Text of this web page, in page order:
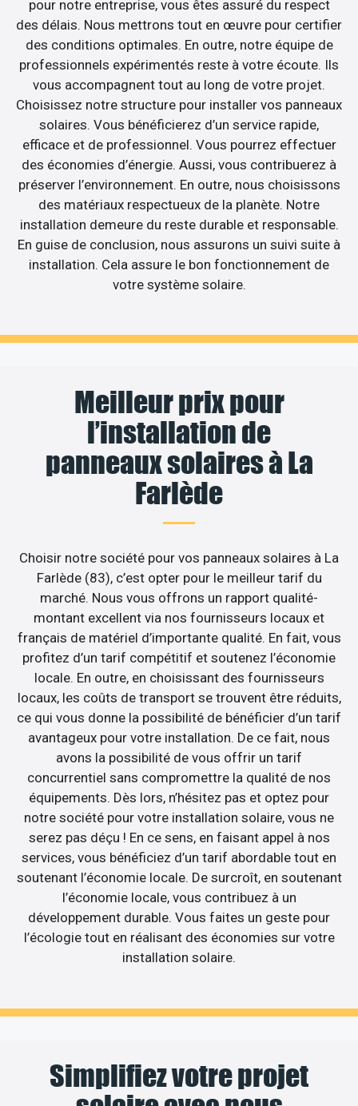
pour notre entreprise, vous êtes assuré du respect
des délais. Nous mettrons tout en œuvre pour certifier
des conditions optimales. En outre, notre équipe de
professionnels expérimentés reste à votre écoute. Ils
vous accompagnent tout au long de votre projet.
Choisissez notre structure pour installer vos panneaux
solaires. Vous bénéficierez d’un service rapide,
efficace et de professionnel. Vous pourrez effectuer
des économies d’énergie. Aussi, vous contribuerez à
préserver l’environnement. En outre, nous choisissons
des matériaux respectueux de la planète. Notre
installation demeure du reste durable et responsable.
En guise de conclusion, nous assurons un suivi suite à
installation. Cela assure le bon fonctionnement de
votre système solaire.
Meilleur prix pour
l’installation de
panneaux solaires à La
Farlède
Choisir notre société pour vos panneaux solaires à La
Farlède (83), c’est opter pour le meilleur tarif du
marché. Nous vous offrons un rapport qualité-
montant excellent via nos fournisseurs locaux et
français de matériel d’importante qualité. En fait, vous
profitez d’un tarif compétitif et soutenez l’économie
locale. En outre, en choisissant des fournisseurs
locaux, les coûts de transport se trouvent être réduits,
ce qui vous donne la possibilité de bénéficier d’un tarif
avantageux pour votre installation. De ce fait, nous
avons la possibilité de vous offrir un tarif
concurrentiel sans compromettre la qualité de nos
équipements. Dès lors, n’hésitez pas et optez pour
notre société pour votre installation solaire, vous ne
serez pas déçu ! En ce sens, en faisant appel à nos
services, vous bénéficiez d’un tarif abordable tout en
soutenant l’économie locale. De surcroît, en soutenant
l’économie locale, vous contribuez à un
développement durable. Vous faites un geste pour
l’écologie tout en réalisant des économies sur votre
installation solaire.
Simplifiez votre projet